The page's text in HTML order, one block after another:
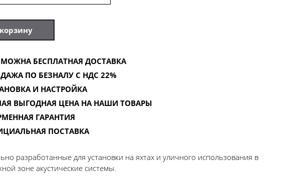
БЕСПЛАТНАЯ ДОСТАВКА
ПО БЕЗНАЛУ С НДС 22%
И НАСТРОЙКА
ВЫГОДНАЯ ЦЕНА НА НАШИ ТОВАРЫ
ГАРАНТИЯ
ПОСТАВКА
разработанные для установки на яхтах и уличного использования в
зоне акустические системы.